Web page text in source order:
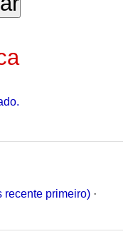
recente primeiro) ·